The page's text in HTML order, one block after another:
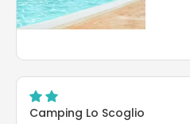
Camping Lo Scoglio